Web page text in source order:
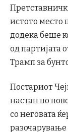
истото место
додека беше
од партијата
Трамп за
Постариот
настан по
со неговата
разочарување